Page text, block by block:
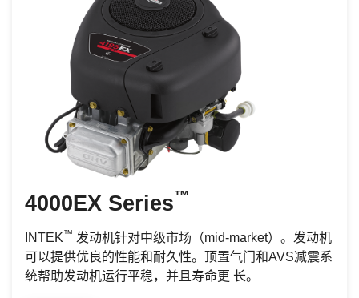
4000EX Series™
INTEK™ 发动机针对中级市场（mid-market）。发动机
可以提供优良的性能和耐久性。顶置气门和AVS减震系
统帮助发动机运行平稳，并且寿命更 长。